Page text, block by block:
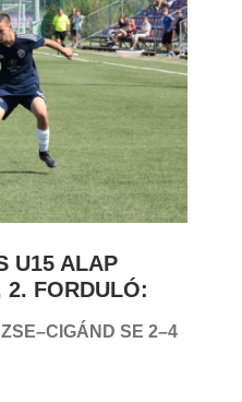
U15 ALAP
2. FORDULÓ:
SE 2–4